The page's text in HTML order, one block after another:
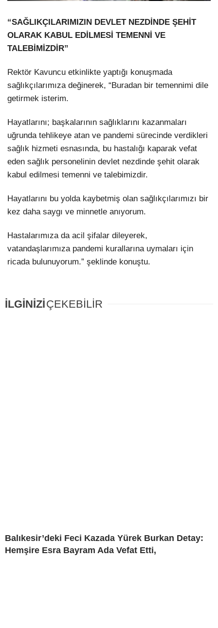
“SAĞLIKÇILARIMIZIN DEVLET NEZDİNDE ŞEHİT
OLARAK KABUL EDİLMESİ TEMENNİ VE
TALEBİMİZDİR”
Rektör Kavuncu etkinlikte yaptığı konuşmada
sağlıkçılarımıza değinerek, “Buradan bir temennimi dile
getirmek isterim.
Hayatlarını; başkalarının sağlıklarını kazanmaları
uğrunda tehlikeye atan ve pandemi sürecinde verdikleri
sağlık hizmeti esnasında, bu hastalığı kaparak vefat
eden sağlık personelinin devlet nezdinde şehit olarak
kabul edilmesi temenni ve talebimizdir.
Hayatlarını bu yolda kaybetmiş olan sağlıkçılarımızı bir
kez daha saygı ve minnetle anıyorum.
Hastalarımıza da acil şifalar dileyerek,
vatandaşlarımıza pandemi kurallarına uymaları için
ricada bulunuyorum.” şeklinde konuştu.
İLGİNİZİÇEKEBİLİR
Balıkesir’deki Feci Kazada Yürek Burkan Detay:
Hemşire Esra Bayram Ada Vefat Etti,